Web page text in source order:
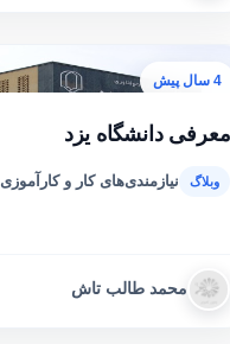
4 سال پیش
معرفی دانشگاه یزد
نیازمندی‌های کار و کارآموزی
محمد طالب تاش